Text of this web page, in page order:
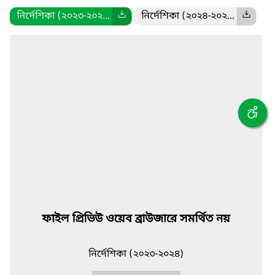
নির্দেশিকা (২০২৩-২০২... নির্দেশিকা (২০২৪-২০২...
ফাইল প্রিভিউ ওয়েব ব্রাউজারে সমর্থিত নয়
নির্দেশিকা (২০২৩-২০২৪)